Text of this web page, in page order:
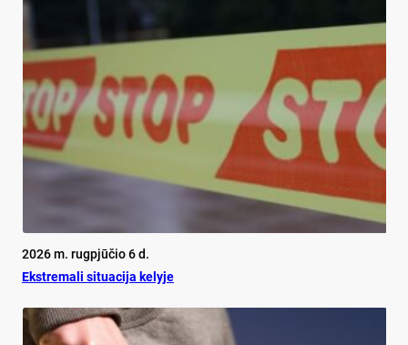
2026 m. rugpjūčio 6 d.
Ekst­re­ma­li si­tua­ci­ja ke­ly­je